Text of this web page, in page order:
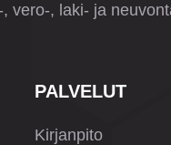
vero-, laki- ja
PALVELUT
Kirjanpito